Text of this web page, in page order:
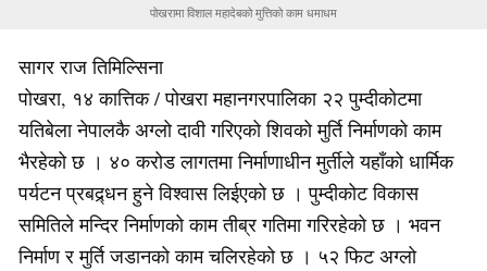
पोखरामा विशाल महादेबको मुत्तिको काम धमाधम
सागर राज तिमिल्सिना
पोखरा, १४ कात्तिक / पोखरा महानगरपालिका २२ पुम्दीकोटमा
यतिबेला नेपालकै अग्लो दावी गरिएको शिवको मुर्ति निर्माणको काम
भैरहेको छ । ४० करोड लागतमा निर्माणाधीन मुर्तीले यहाँको धार्मिक
पर्यटन प्रबद्र्धन हुने विश्वास लिईएको छ । पुम्दीकोट विकास
समितिले मन्दिर निर्माणको काम तीब्र गतिमा गरिरहेको छ । भवन
निर्माण र मुर्ति जडानको काम चलिरहेको छ । ५२ फिट अग्लो